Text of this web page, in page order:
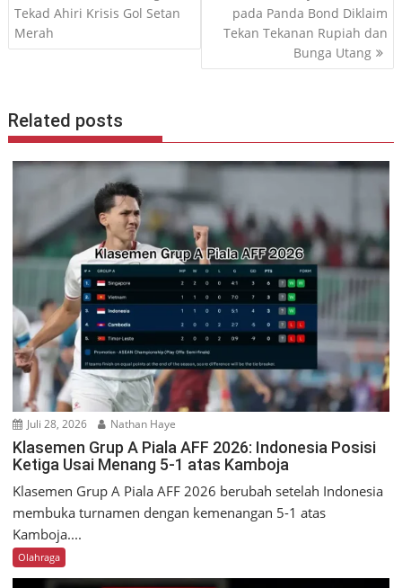
pos
Tekad Ahiri Krisis Gol Setan
Merah
pada Panda Bond Diklaim
Tekan Tekanan Rupiah dan
Bunga Utang
Related posts
Juli 28, 2026 Nathan Haye
Klasemen Grup A Piala AFF 2026: Indonesia Posisi
Ketiga Usai Menang 5-1 atas Kamboja
Klasemen Grup A Piala AFF 2026 berubah setelah Indonesia
membuka turnamen dengan kemenangan 5-1 atas
Kamboja....
Olahraga